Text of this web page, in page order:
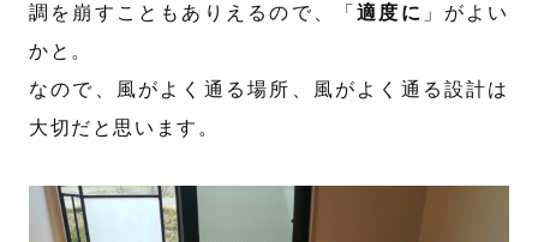
調を崩すこともありえるので、「適度に 」がよい
かと。
なので、風がよく通る場所、風がよく通る設計は
大切だと思います。